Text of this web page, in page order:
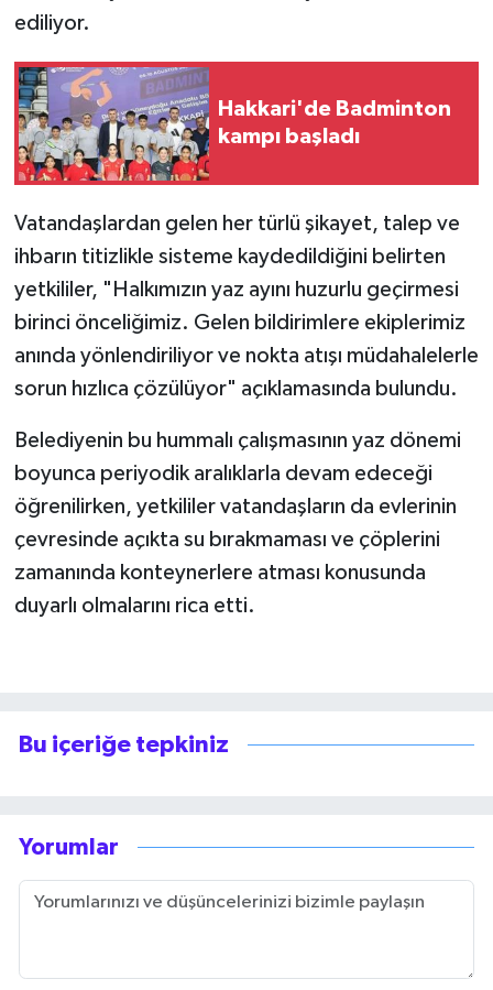
ediliyor.
Hakkari'de Badminton
kampı başladı
Vatandaşlardan gelen her türlü şikayet, talep ve
ihbarın titizlikle sisteme kaydedildiğini belirten
yetkililer, "Halkımızın yaz ayını huzurlu geçirmesi
birinci önceliğimiz. Gelen bildirimlere ekiplerimiz
anında yönlendiriliyor ve nokta atışı müdahalelerle
sorun hızlıca çözülüyor" açıklamasında bulundu.
Belediyenin bu hummalı çalışmasının yaz dönemi
boyunca periyodik aralıklarla devam edeceği
öğrenilirken, yetkililer vatandaşların da evlerinin
çevresinde açıkta su bırakmaması ve çöplerini
zamanında konteynerlere atması konusunda
duyarlı olmalarını rica etti.
Bu içeriğe tepkiniz
Yorumlar